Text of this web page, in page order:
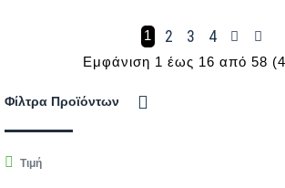
1 2 3 4
Εμφάνιση 1 έως 16 από 58
Φίλτρα Προϊόντων
Τιμή